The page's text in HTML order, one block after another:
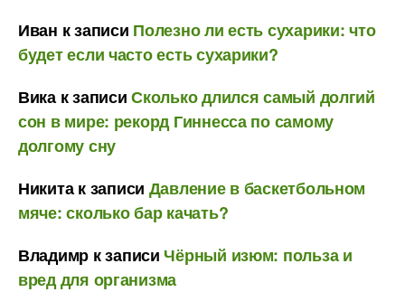
Иван к записи Полезно ли есть сухарики: что
будет если часто есть сухарики?
Викак записиСколько длился самый долгий
сон в мире: рекорд Гиннесса по самому
долгому сну
Никитак записи Давление в баскетбольном
мяче: сколько бар качать?
Владимр к записи Чёрный изюм: польза и
вред для организма